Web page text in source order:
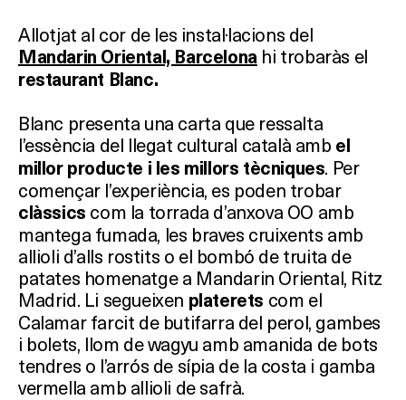
Allotjat al cor de les instal·lacions del
Mandarin Oriental, Barcelona hi trobaràs el
restaurant Blanc.
Blanc presenta una carta que ressalta
l’essència del llegat cultural català amb el
millor producte i les millors tècniques. Per
començar l’experiència, es poden trobar
clàssics com la torrada d’anxova OO amb
mantega fumada, les braves cruixents amb
allioli d’alls rostits o el bombó de truita de
patates homenatge a Mandarin Oriental, Ritz
Madrid. Li segueixen platerets com el
Calamar farcit de butifarra del perol, gambes
i bolets, llom de wagyu amb amanida de bots
tendres o l’arrós de sípia de la costa i gamba
vermella amb allioli de safrà.